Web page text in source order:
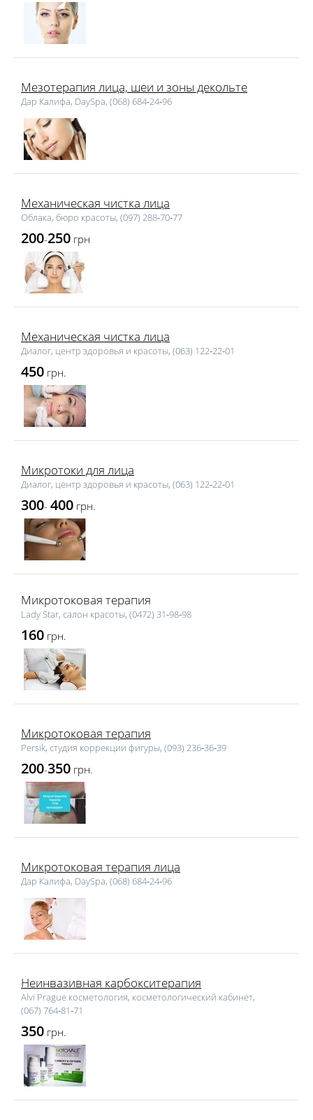
Мезотерапия лица, шеи и зоны декольте
Дар Калифа, DaySpa, (068) 684‑24‑96
Механическая чистка лица
Облака, бюро красоты, (097) 288‑70‑77
200-250 грн
Механическая чистка лица
Диалог, центр здоровья и красоты, (063) 122‑22‑01
450 грн.
Микротоки для лица
Диалог, центр здоровья и красоты, (063) 122‑22‑01
300- 400 грн.
Микротоковая терапия
Lаdy Star, салон красоты, (0472) 31‑98‑98
160 грн.
Микротоковая терапия
Persik, студия коррекции фигуры, (093) 236‑36‑39
200-350 грн.
Микротоковая терапия лица
Дар Калифа, DaySpa, (068) 684‑24‑96
Неинвазивная карбокситерапия
Alvi Prague косметология, косметологический кабинет,
(067) 764‑81‑71
350 грн.